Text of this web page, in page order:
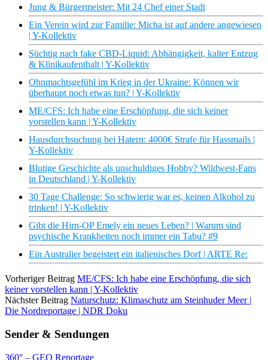
Jung & Bürgermeister: Mit 24 Chef einer Stadt
Ein Verein wird zur Familie: Micha ist auf andere angewiesen
| Y-Kollektiv
Süchtig nach fake CBD-Liquid: Abhängigkeit, kalter Entzug
& Klinikaufenthalt | Y-Kollektiv
Ohnmachtsgefühl im Krieg in der Ukraine: Können wir
überhaupt noch etwas tun? | Y-Kollektiv
ME/CFS: Ich habe eine Erschöpfung, die sich keiner
vorstellen kann | Y-Kollektiv
Hausdurchsuchung bei Hatern: 4000€ Strafe für Hassmails |
Y-Kollektiv
Blutige Geschichte als unschuldiges Hobby? Wildwest-Fans
in Deutschland | Y-Kollektiv
30 Tage Challenge: So schwierig war es, keinen Alkohol zu
trinken! | Y-Kollektiv
Gibt die Hirn-OP Emely ein neues Leben? | Warum sind
psychische Krankheiten noch immer ein Tabu? #9
Ein Australier begeistert ein italienisches Dorf | ARTE Re:
Vorheriger Beitrag ME/CFS: Ich habe eine Erschöpfung, die sich
keiner vorstellen kann | Y-Kollektiv
Nächster Beitrag Naturschutz: Klimaschutz am Steinhuder Meer |
Die Nordreportage | NDR Doku
Sender & Sendungen
360° – GEO Reportage